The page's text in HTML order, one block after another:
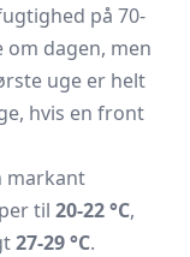
på 70-
om dagen, men
uge er helt
hvis en front
markant
til 20-22 °C,
27-29 °C.